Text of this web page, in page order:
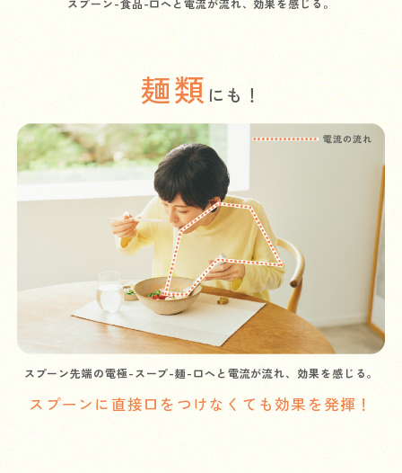
麺類 にも！
スプーン先端の電極-スープ-麺-口へと電流が流れ、効果を感じる。
スプーンに直接口をつけなくても効果を発揮！